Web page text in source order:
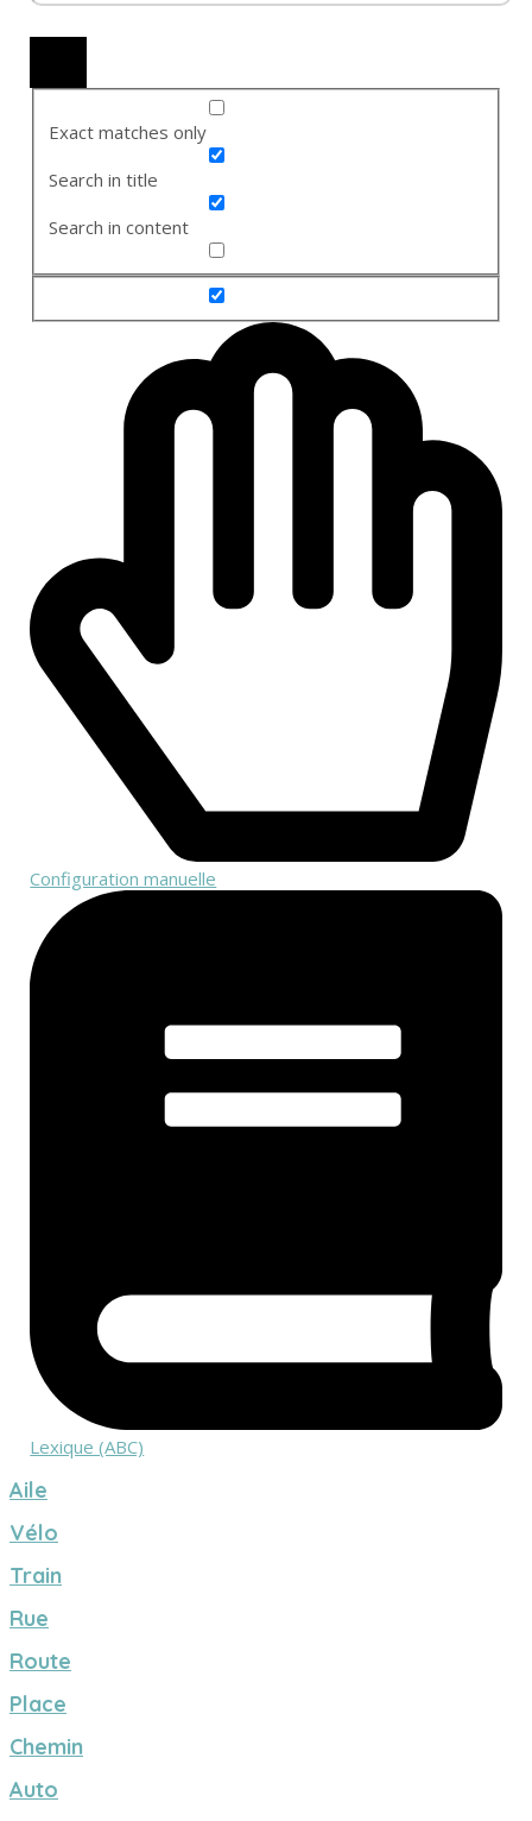
Exact matches only
Search in title
Search in content
Configuration manuelle
Lexique (ABC)
Aile
Vélo
Train
Rue
Route
Place
Chemin
Auto